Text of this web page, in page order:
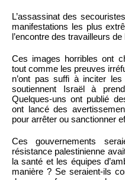
L’assassinat des
manifestations les plus
l’encontre des travailleurs de
Ces images horribles ont
tout comme les preuves
n’ont pas suffi à inciter
soutiennent Israël à
Quelques-uns ont publié
ont lancé des
pour arrêter ou sanctionner
Ces gouvernements
résistance palestinienne
la santé et les équipes
manière ? Se seraient-ils